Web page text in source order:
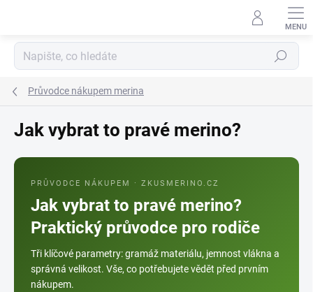
Hledat
Průvodce nákupem merina
Jak vybrat to pravé merino?
PRŮVODCE NÁKUPEM · ZKUSMERINO.CZ
Jak vybrat to pravé merino?
Praktický průvodce pro rodiče
Tři klíčové parametry: gramáž materiálu, jemnost vlákna a
správná velikost. Vše, co potřebujete vědět před prvním
nákupem.